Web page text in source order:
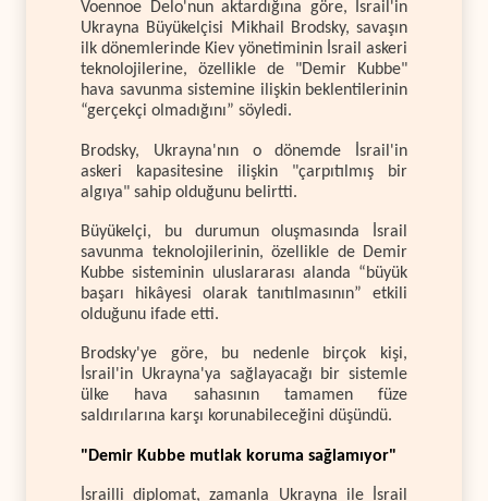
Voennoe Delo'nun aktardığına göre, İsrail'in
Ukrayna Büyükelçisi Mikhail Brodsky, savaşın
ilk dönemlerinde Kiev yönetiminin İsrail askeri
teknolojilerine, özellikle de "Demir Kubbe"
hava savunma sistemine ilişkin beklentilerinin
“gerçekçi olmadığını” söyledi.
Brodsky, Ukrayna'nın o dönemde İsrail'in
askeri kapasitesine ilişkin "çarpıtılmış bir
algıya" sahip olduğunu belirtti.
Büyükelçi, bu durumun oluşmasında İsrail
savunma teknolojilerinin, özellikle de Demir
Kubbe sisteminin uluslararası alanda “büyük
başarı hikâyesi olarak tanıtılmasının” etkili
olduğunu ifade etti.
Brodsky'ye göre, bu nedenle birçok kişi,
İsrail'in Ukrayna'ya sağlayacağı bir sistemle
ülke hava sahasının tamamen füze
saldırılarına karşı korunabileceğini düşündü.
"Demir Kubbe mutlak koruma sağlamıyor"
İsrailli diplomat, zamanla Ukrayna ile İsrail